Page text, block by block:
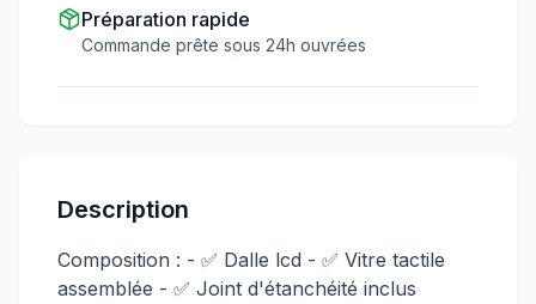
Préparation rapide
Commande prête sous 24h ouvrées
Description
Composition : - ✅ Dalle lcd - ✅ Vitre tactile
assemblée - ✅ Joint d'étanchéité inclus